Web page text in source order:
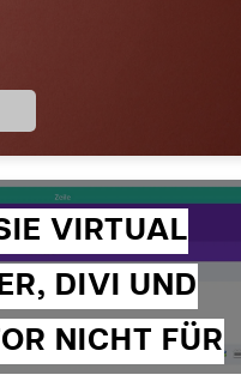
VIRTUAL
DIVI UND
NICHT FÜR